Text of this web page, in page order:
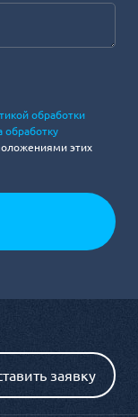
обработки
обработку
этих